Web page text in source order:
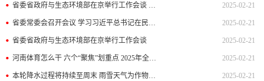
省委省政府与生态环境部在京举行工作会谈 孙金龙黄润秋刘宁王凯出席 2025-02-21
省委常委会召开会议 学习习近平总书记在民营企业座谈会上重要讲话 贯彻落实发展民营经济、宣传思想文化、关心下一代等工作要求 刘宁主持并讲话 2025-02-21
省委省政府与生态环境部在京举行工作会谈 2025-02-21
河南体育怎么干 六个“聚焦”划重点 2025年全省体育工作会议召开 2025-02-21
本轮降水过程将持续至周末 雨雪天气为作物“解渴” 2025-02-21